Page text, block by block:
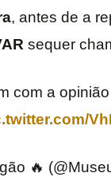
, antes de a
sequer
com a opinião
🔥